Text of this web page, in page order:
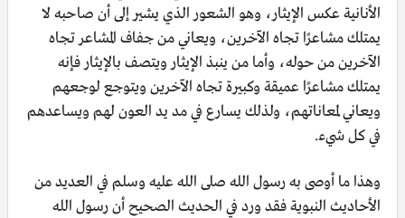
الأنانية عكس الإيثار، وهو الشعور الذي يشير إلى أن صاحبه لا
يمتلك مشاعرًا تجاه الآخرين، ويعاني من جفاف المشاعر تجاه
الآخرين من حوله، وأما من ينبذ الإيثار ويتصف بالإيثار فإنه
يمتلك مشاعرًا عميقة وكبيرة تجاه الآخرين ويتوجع لوجعهم
ويعاني لمعاناتهم، ولذلك يسارع في مد يد العون لهم ويساعدهم
في كل شيء.
وهذا ما أوصى به رسول الله صلى الله عليه وسلم في العديد من
الأحاديث النبوية فقد ورد في الحديث الصحيح أن رسول الله